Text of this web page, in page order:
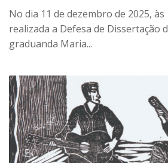
ProgramaUSP 60+
Pós-Graduação
Sobre a Pós
Formulários – Requerimentos
Regulamentos
PAE
Matrícula
No dia 11 de dezembro de 2025,
realizada a Defesa de Dissertação
graduanda Maria...